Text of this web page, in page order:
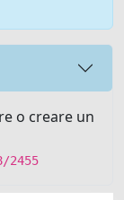
o creare un
2455